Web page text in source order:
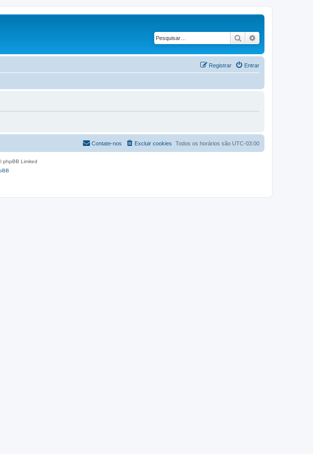
Pesquisar
Entrar
Registrar
Todos os horários são UTC-03:00
Excluir cookies
Contate-nos
phpBB Limited